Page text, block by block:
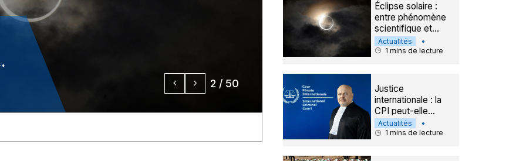
3 / 50
Éclipse solaire :
entre phénomène
scientifique et
signe du Créateur
Actualités
•
1 mins de lecture
Justice
internationale : la
CPI peut-elle
survivre à la crise
qui la frappe ?
Actualités
•
1 mins de lecture